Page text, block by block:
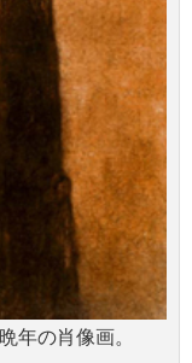
年の肖像画。